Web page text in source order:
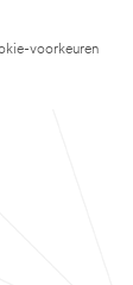
voorkeuren